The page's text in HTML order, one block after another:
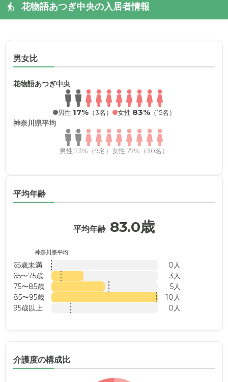
花物語あつぎ中央の入居者情報
男女比
花物語あつぎ中央
男性 17%（3名） 女性 83%（15名）
神奈川県平均
男性 23%（9名） 女性 77%（30名）
平均年齢
平均年齢 83.0歳
神奈川県平均
65歳未満
0人
65〜75歳
3人
75〜85歳
5人
85〜95歳
10人
95歳以上
0人
介護度の構成比